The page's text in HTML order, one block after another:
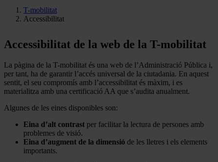
T-mobilitat
Accessibilitat
Accessibilitat de la web de la T-mobilitat
La pàgina de la T-mobilitat és una web de l’Administració Pública i,
per tant, ha de garantir l’accés universal de la ciutadania. En aquest
sentit, el seu compromís amb l’accessibilitat és màxim, i es
materialitza amb una certificació AA que s’audita anualment.
Algunes de les eines disponibles son:
Eina d’alt contrast per facilitar la lectura de persones amb
problemes de visió.
Eina d’augment de la dimensió de les lletres i els elements
importants.